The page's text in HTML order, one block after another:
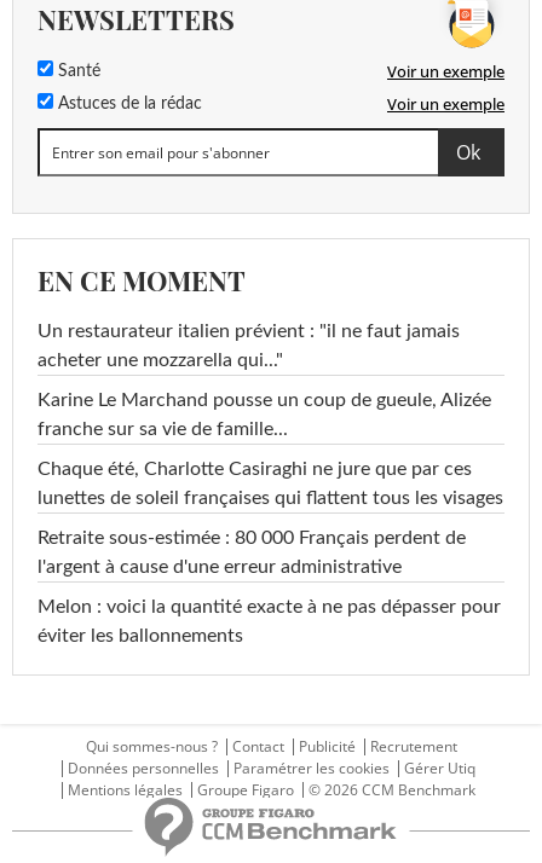
NEWSLETTERS
Santé Voir un exemple
Astuces de la rédac Voir un exemple
EN CE MOMENT
Un restaurateur italien prévient : "il ne faut jamais
acheter une mozzarella qui..."
Karine Le Marchand pousse un coup de gueule, Alizée
franche sur sa vie de famille...
Chaque été, Charlotte Casiraghi ne jure que par ces
lunettes de soleil françaises qui flattent tous les visages
Retraite sous-estimée : 80 000 Français perdent de
l'argent à cause d'une erreur administrative
Melon : voici la quantité exacte à ne pas dépasser pour
éviter les ballonnements
Qui sommes-nous ? Contact Publicité
Recrutement
Données personnelles
Paramétrer les cookies
Gérer Utiq
Mentions légales
Groupe Figaro © 2026 CCM Benchmark